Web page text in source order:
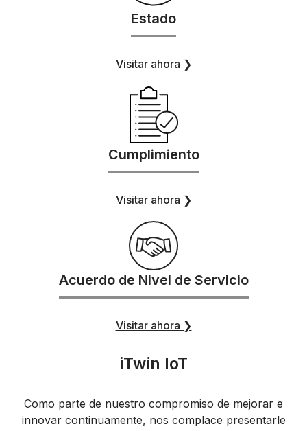
Estado
Visitar ahora ❯
Cumplimiento
Visitar ahora ❯
Acuerdo de Nivel de Servicio
Visitar ahora ❯
iTwin IoT
Como parte de nuestro compromiso de mejorar e
innovar continuamente, nos complace presentarle